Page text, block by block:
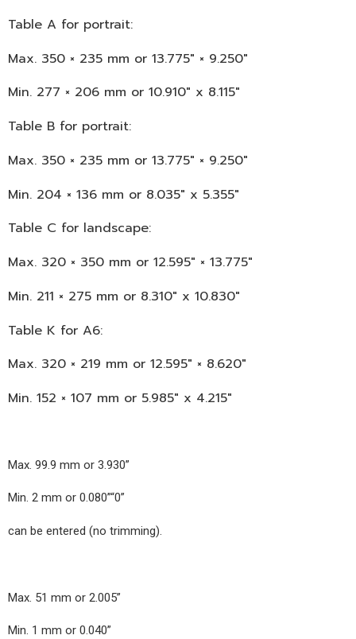
Table A for portrait:
Max. 350 × 235 mm or 13.775″ × 9.250″
Min. 277 × 206 mm or 10.910″ x 8.115″
Table B for portrait:
Max. 350 × 235 mm or 13.775″ × 9.250″
Min. 204 × 136 mm or 8.035″ x 5.355″
Table C for landscape:
Max. 320 × 350 mm or 12.595″ × 13.775″
Min. 211 × 275 mm or 8.310″ x 10.830″
Table K for A6:
Max. 320 × 219 mm or 12.595″ × 8.620″
Min. 152 × 107 mm or 5.985″ x 4.215″
Max. 99.9 mm or 3.930”
Min. 2 mm or 0.080”“0”
can be entered (no trimming).
Max. 51 mm or 2.005”
Min. 1 mm or 0.040”